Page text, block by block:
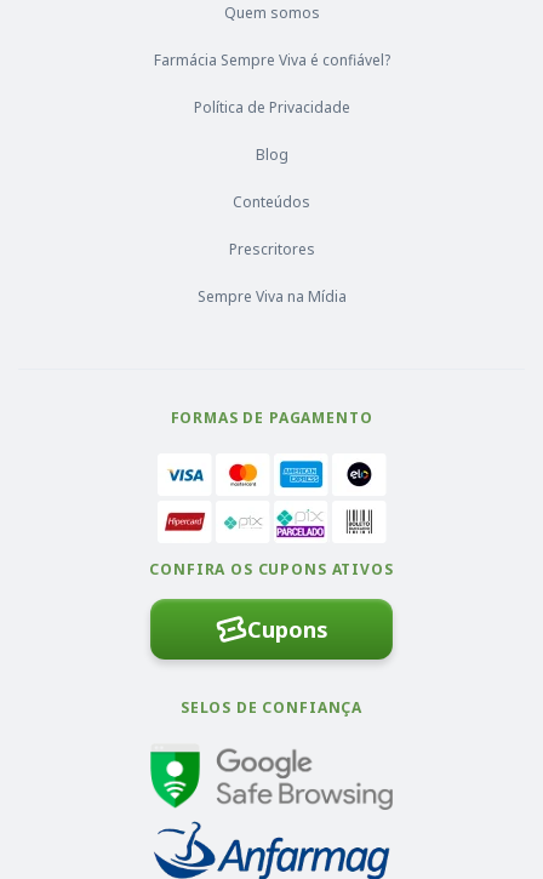
Quem somos
Farmácia Sempre Viva é confiável?
Política de Privacidade
Blog
Conteúdos
Prescritores
Sempre Viva na Mídia
FORMAS DE PAGAMENTO
CONFIRA OS CUPONS ATIVOS
Cupons
SELOS DE CONFIANÇA